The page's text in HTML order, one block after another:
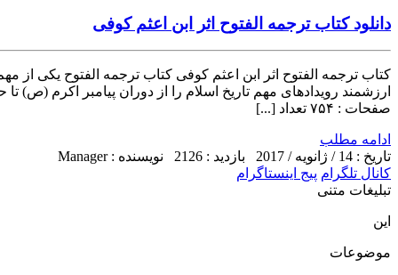
دانلود کتاب ترجمه الفتوح اثر ابن اعثم کوفی
کتاب ترجمه الفتوح اثر ابن اعثم کوفی کتاب ترجمه الفتوح یکی
صفحات : ۷۵۴ تعداد [...]
ادامه مطلب
تاریخ : 14 / ژانویه / 2017
بازدید : 2126
نویسنده : Manager
کانال تلگرام پیج اینستاگرام
تبلیغات متنی
این
موضوعات